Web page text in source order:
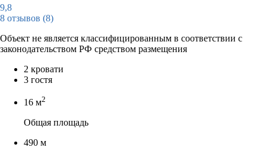
9,8
8 отзывов (8)
Объект не является классифицированным в соответствии с
законодательством РФ средством размещения
2 кровати
3 гостя
16 м2
Общая площадь
490 м